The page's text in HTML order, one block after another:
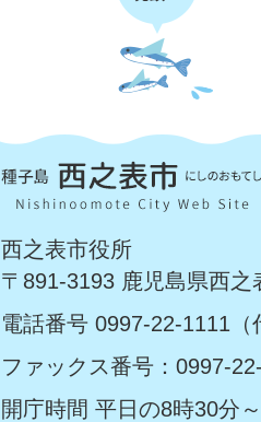
西之表市役所
〒891-3193 鹿児島県西
電話番号 0997-22-1111（
ファックス番号：0997-
開庁時間 平日の8時30分